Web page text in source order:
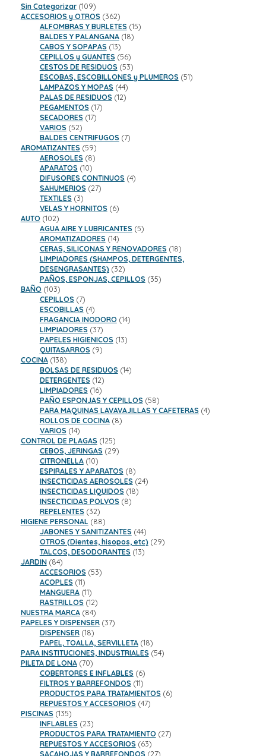
Sin Categorizar 109109
productos
ACCESORIOS y OTROS 362362
productos
ALFOMBRAS Y BURLETES 1515
BALDES Y PALANGANA 1818
CABOS Y SOPAPAS 1313
productos
CEPILLOS y GUANTES 5656
productos
CESTOS DE RESIDUOS 5353
productos
ESCOBAS, ESCOBILLONES y PLUMEROS 5151
LAMPAZOS Y MOPAS 4444
productos
PALAS DE RESIDUOS 1212
PEGAMENTOS 1717
SECADORES 1717
VARIOS 5252
productos
BALDES CENTRIFUGOS 77
AROMATIZANTES 5959
productos
AEROSOLES 88
productos
APARATOS 1010
productos
DIFUSORES CONTINUOS 44
SAHUMERIOS 2727
TEXTILES 33
productos
VELAS Y HORNITOS 66
AUTO 102102
productos
AGUA AIRE Y LUBRICANTES 55
AROMATIZADORES 1414
productos
CERAS, SILICONAS Y RENOVADORES 1818
productos
LIMPIADORES (SHAMPOS, DETERGENTES,
DESENGRASANTES) 3232
productos
PAÑOS, ESPONJAS, CEPILLOS 3535
BAÑO 103103
productos
CEPILLOS 77
productos
ESCOBILLAS 44
productos
FRAGANCIA INODORO 1414
LIMPIADORES 3737
productos
PAPELES HIGIENICOS 1313
QUITASARROS 99
COCINA 138138
productos
BOLSAS DE RESIDUOS 1414
DETERGENTES 1212
productos
LIMPIADORES 1616
productos
PAÑO ESPONJAS Y CEPILLOS 5858
productos
PARA MAQUINAS LAVAVAJILLAS Y CAFETERAS 44
ROLLOS DE COCINA 88
VARIOS 1414
productos
CONTROL DE PLAGAS 125125
productos
CEBOS, JERINGAS 2929
CITRONELLA 1010
productos
ESPIRALES Y APARATOS 88
productos
INSECTICIDAS AEROSOLES 2424
INSECTICIDAS LIQUIDOS 1818
INSECTICIDAS POLVOS 88
REPELENTES 3232
productos
HIGIENE PERSONAL 8888
productos
JABONES Y SANITIZANTES 4444
productos
OTROS (Dientes, hisopos, etc) 2929
TALCOS, DESODORANTES 1313
JARDIN 8484
productos
ACCESORIOS 5353
ACOPLES 1111
productos
MANGUERA 1111
productos
RASTRILLOS 1212
productos
NUESTRA MARCA 8484
productos
PAPELES Y DISPENSER 3737
DISPENSER 1818
productos
PAPEL, TOALLA, SERVILLETA 1818
productos
PARA INSTITUCIONES, INDUSTRIALES 5454
PILETA DE LONA 7070
productos
COBERTORES E INFLABLES 66
productos
FILTROS Y BARREFONDOS 1111
productos
PRODUCTOS PARA TRATAMIENTOS 66
REPUESTOS Y ACCESORIOS 4747
PISCINAS 135135
productos
INFLABLES 2323
productos
PRODUCTOS PARA TRATAMIENTO 2727
REPUESTOS Y ACCESORIOS 6363
productos
SACAHOJAS Y BARREFONDOS 2727